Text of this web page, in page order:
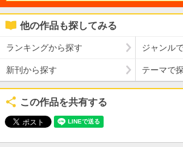
他の作品も探してみる
ランキングから探す ジャンル
新刊から探す テーマで
この作品を共有する